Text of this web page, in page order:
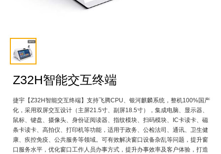
Z32H智能交互终端
捷宇【Z32H智能交互终端】支持飞腾CPU、银河麒麟系统，整机100%国产
化，采用双屏交互设计（主屏21.5寸、副屏18.5寸），集成电脑、显示器、
鼠标、键盘、摄像头、身份证阅读器、指纹模块、扫码模块、IC卡读卡、磁
条卡读卡、高拍仪、打印机等功能，适用于政务、公检法司、通讯、卫生健
康、疾控免疫、公共服务等领域。可有效解决窗口设备杂乱等问题，提升窗
口服务水平，优化窗口工作人员办事方式，提升办事效率及客户体验，打造